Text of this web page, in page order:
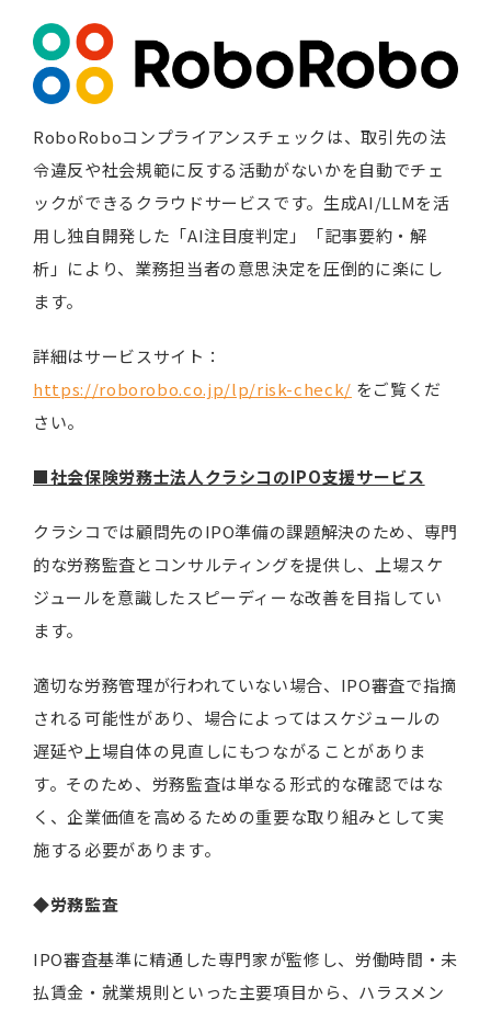
RoboRoboコンプライアンスチェックは、取引先の法
令違反や社会規範に反する活動がないかを自動でチェ
ックができるクラウドサービスです。生成AI/LLMを活
用し独自開発した「AI注目度判定」「記事要約・解
析」により、業務担当者の意思決定を圧倒的に楽にし
ます。
詳細はサービスサイト：
https://roborobo.co.jp/lp/risk-check/ をご覧くだ
さい。
■社会保険労務士法人クラシコのIPO支援サービス
クラシコでは顧問先のIPO準備の課題解決のため、専門
的な労務監査とコンサルティングを提供し、上場スケ
ジュールを意識したスピーディーな改善を目指してい
ます。
適切な労務管理が行われていない場合、IPO審査で指摘
される可能性があり、場合によってはスケジュールの
遅延や上場自体の見直しにもつながることがありま
す。そのため、労務監査は単なる形式的な確認ではな
く、企業価値を高めるための重要な取り組みとして実
施する必要があります。
◆労務監査
IPO審査基準に精通した専門家が監修し、労働時間・未
払賃金・就業規則といった主要項目から、ハラスメン